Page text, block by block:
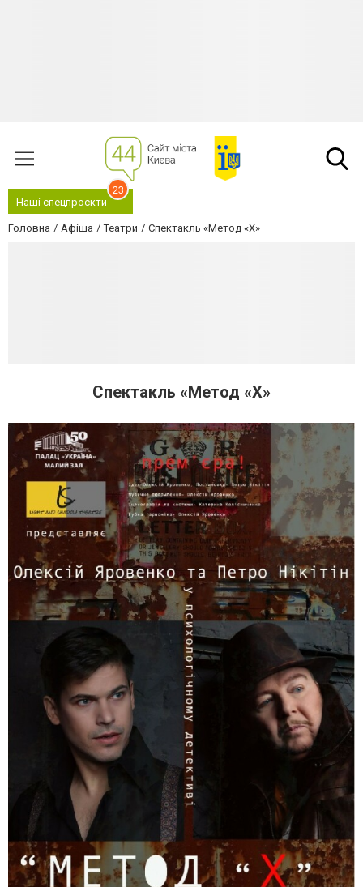
Наші спецпроєкти
23
Головна Афіша Театри Спектакль «Метод «Х»
Спектакль «Метод «Х»